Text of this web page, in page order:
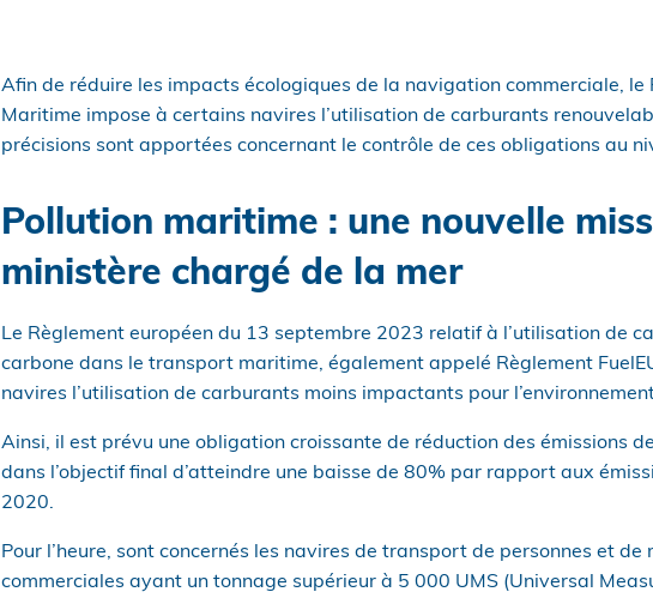
Afin de réduire les impacts écologiques de la navigation commerciale, le
Maritime impose à certains navires l’utilisation de carburants
précisions sont apportées concernant le contrôle de ces obligations au
Pollution maritime : une nouvelle
ministère chargé de la mer
Le Règlement européen du 13 septembre 2023 relatif à l’utilisation de
carbone dans le transport maritime, également appelé Règlement
navires l’utilisation de carburants moins impactants pour
Ainsi, il est prévu une obligation croissante de réduction des émissions
dans l’objectif final d’atteindre une baisse de 80% par rapport aux
2020.
Pour l’heure, sont concernés les navires de transport de personnes et de
commerciales ayant un tonnage supérieur à 5 000 UMS (Universal